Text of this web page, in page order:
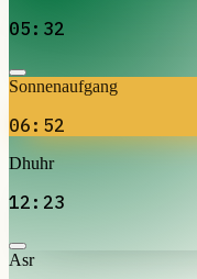
05:32
Sonnenaufgang
06:52
Dhuhr
12:23
Asr